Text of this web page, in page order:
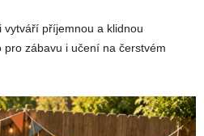
příjemnou a klidnou
zábavu i učení na čerstvém